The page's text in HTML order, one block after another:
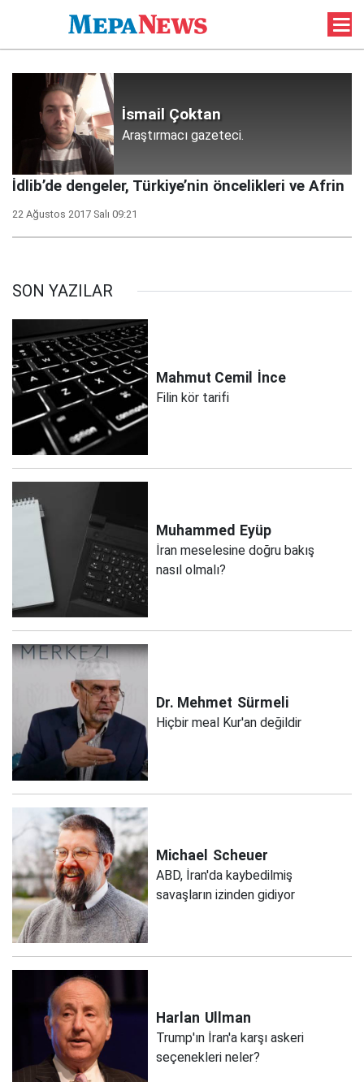
İsmail Çoktan
Araştırmacı gazeteci.
İdlib’de dengeler, Türkiye’nin öncelikleri ve Afrin
22 Ağustos 2017 Salı 09:21
SON YAZILAR
Mahmut Cemil İnce
Filin kör tarifi
Muhammed Eyüp
İran meselesine doğru bakış
nasıl olmalı?
Dr. Mehmet Sürmeli
Hiçbir meal Kur'an değildir
Michael Scheuer
ABD, İran'da kaybedilmiş
savaşların izinden gidiyor
Harlan Ullman
Trump'ın İran'a karşı askeri
seçenekleri neler?